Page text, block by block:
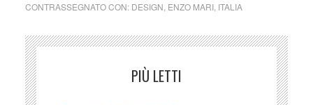
CONTRASSEGNATO CON: DESIGN ENZO MARI, ITALIA
PIÙ LETTI